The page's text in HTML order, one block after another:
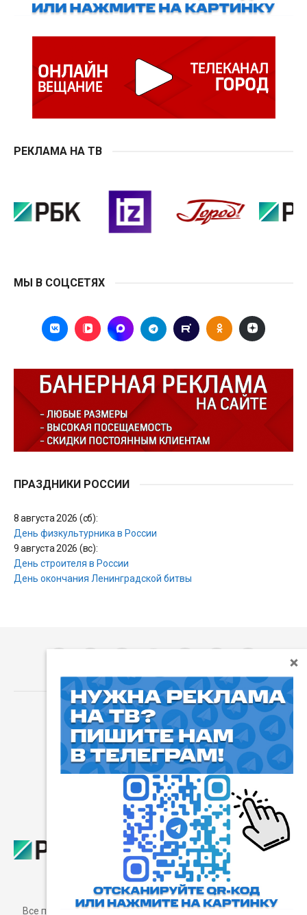
РЕКЛАМА НА ТВ
МЫ В СОЦСЕТЯХ
ПРАЗДНИКИ РОССИИ
8 августа 2026 (сб):
День физкультурника в России
9 августа 2026 (вс):
День строителя в России
День окончания Ленинградской битвы
Пользовательское соглашение
Все права защищены. Любое использование материалов